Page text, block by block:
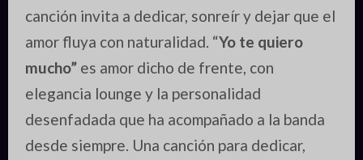
canción invita a dedicar, sonreír y dejar que el
amor fluya con naturalidad. “Yo te quiero
mucho” es amor dicho de frente, con
elegancia lounge y la personalidad
desenfadada que ha acompañado a la banda
desde siempre. Una canción para dedicar,